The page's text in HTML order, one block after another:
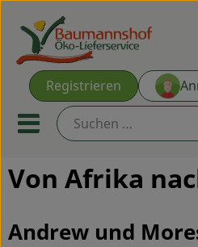
Registrieren
Mobiles
Ökokisten
Kochkisten
Von Afrika
Andrew und